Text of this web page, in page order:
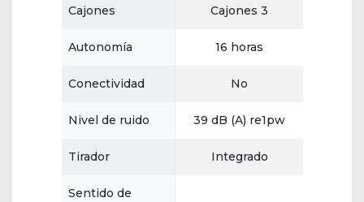
Cajones Cajones 3
Autonomía 16 horas
Conectividad No
Nivel de ruido 39 dB (A) re1pw
Tirador Integrado
Sentido de